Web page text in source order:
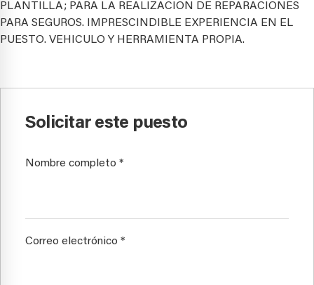
PLANTILLA; PARA LA REALIZACION DE REPARACIONES
PARA SEGUROS. IMPRESCINDIBLE EXPERIENCIA EN EL
PUESTO. VEHICULO Y HERRAMIENTA PROPIA.
Solicitar este puesto
Nombre completo *
Correo electrónico *